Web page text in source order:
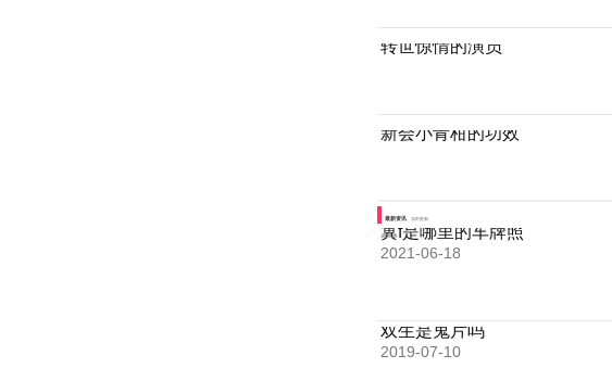
转世惊情的演员
新会小青柑的功效
最新资讯 实时更新
冀f是哪里的车牌照
2021-06-18
双生是鬼片吗
2019-07-10